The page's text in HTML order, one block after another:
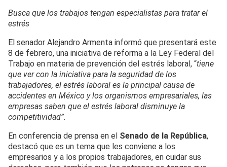
Busca que los trabajos tengan especialistas para tratar el
estrés
El senador Alejandro Armenta informó que presentará este
8 de febrero, una iniciativa de reforma a la Ley Federal del
Trabajo en materia de prevención del estrés laboral, “tiene
que ver con la iniciativa para la seguridad de los
trabajadores, el estrés laboral es la principal causa de
accidentes en México y los organismos empresariales, las
empresas saben que el estrés laboral disminuye la
competitividad”.
En conferencia de prensa en el Senado de la República,
destacó que es un tema que les conviene a los
empresarios y a los propios trabajadores, en cuidar sus